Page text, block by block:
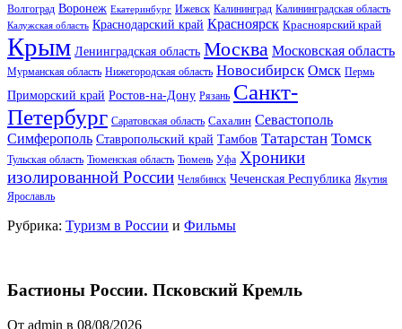
Волгоград Воронеж Екатеринбург Ижевск Калининград Калининградская область
Калужская область Краснодарский край Красноярск Красноярский край
Крым Ленинградская область Москва Московская область
Мурманская область Нижегородская область Новосибирск Омск Пермь
Приморский край Ростов-на-Дону Рязань Санкт-
Петербург Саратовская область Сахалин Севастополь
Симферополь Ставропольский край Тамбов Татарстан Томск
Тульская область Тюменская область Тюмень Уфа Хроники
изолированной России Челябинск Чеченская Республика Якутия
Ярославль
Рубрика: Туризм в России и Фильмы
Бастионы России. Псковский Кремль
От admin в 08/08/2026